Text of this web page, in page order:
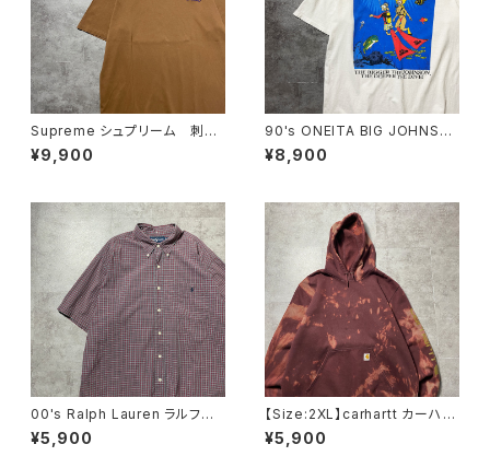
Supreme シュプリーム 刺繍
ワンポイント ブラウン Tシャ
ツ
¥9,900
90's ONEITA BIG JOHNSO
N FINS ダイビング バックプリ
ント スラング シングルステッ
¥8,900
00's Ralph Lauren ラルフロ
ーレン 刺繍ロゴ ポニー チ
ェック総柄 半袖 ボタンダウ
¥5,900
【Size:2XL】carhartt カーハー
ト ルーズフィット ラベルロ
ゴ ワインレッド ボルドー ス
¥5,900